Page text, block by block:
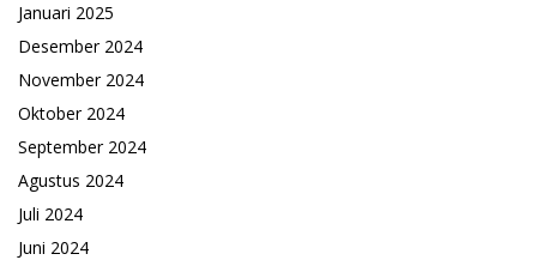
Januari 2025
Desember 2024
November 2024
Oktober 2024
September 2024
Agustus 2024
Juli 2024
Juni 2024